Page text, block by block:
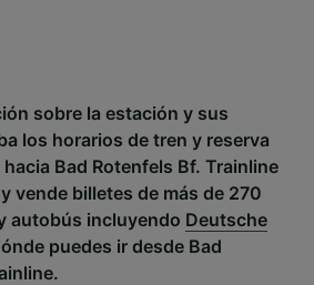
sobre la estación y sus
los horarios de tren y reserva
Bad Rotenfels Bf. Trainline
vende billetes de más de 270
autobús incluyendo Deutsche
puedes ir desde Bad